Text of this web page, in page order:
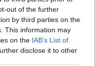
out of the further
by third parties on the
This information may
on the IAB’s List of
disclose it to other